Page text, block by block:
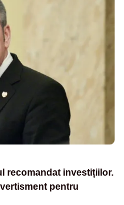
recomandat investițiilor.
pentru